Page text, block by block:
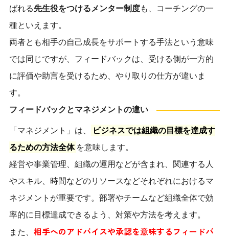
ばれる先生役をつけるメンター制度も、コーチングの一
種といえます。
両者とも相手の自己成長をサポートする手法という意味
では同じですが、フィードバックは、受ける側が一方的
に評価や助言を受けるため、やり取りの仕方が違いま
す。
フィードバックとマネジメントの違い
「マネジメント」は、
ビジネスでは組織の目標を達成す
るための方法全体 を意味します。
経営や事業管理、組織の運用などが含まれ、関連する人
やスキル、時間などのリソースなどそれぞれにおけるマ
ネジメントが重要です。部署やチームなど組織全体で効
率的に目標達成できるよう、対策や方法を考えます。
また、 相手へのアドバイスや承認を意味するフィードバ